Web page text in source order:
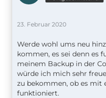
23. Februar 2020
Werde wohl ums neu
kommen, es sei denn es
meinem Backup in der
würde ich mich sehr
zu bekommen, ob es mit
funktioniert.